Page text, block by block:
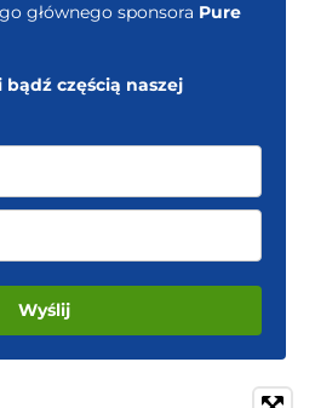
głównego sponsora Pure
bądź częścią naszej
Wyślij